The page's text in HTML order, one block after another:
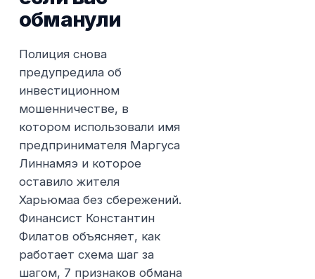
обманули
Полиция снова
предупредила об
инвестиционном
мошенничестве, в
котором использовали имя
предпринимателя Маргуса
Линнамяэ и которое
оставило жителя
Харьюмаа без сбережений.
Финансист Константин
Филатов объясняет, как
работает схема шаг за
шагом, 7 признаков обмана